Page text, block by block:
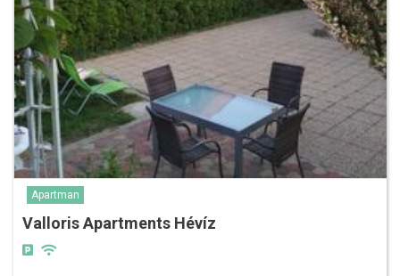
Apartman
Valloris Apartments Hévíz